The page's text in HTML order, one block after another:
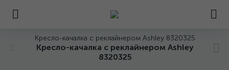
Кресло-качалка с реклайнером Ashley 8320325
Кресло-качалка с реклайнером Ashley
8320325